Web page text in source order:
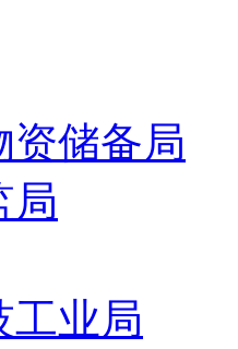
资储备局
局
工业局